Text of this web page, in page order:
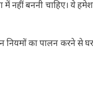
नहीं बननी चाहिए। ये
का पालन करने से